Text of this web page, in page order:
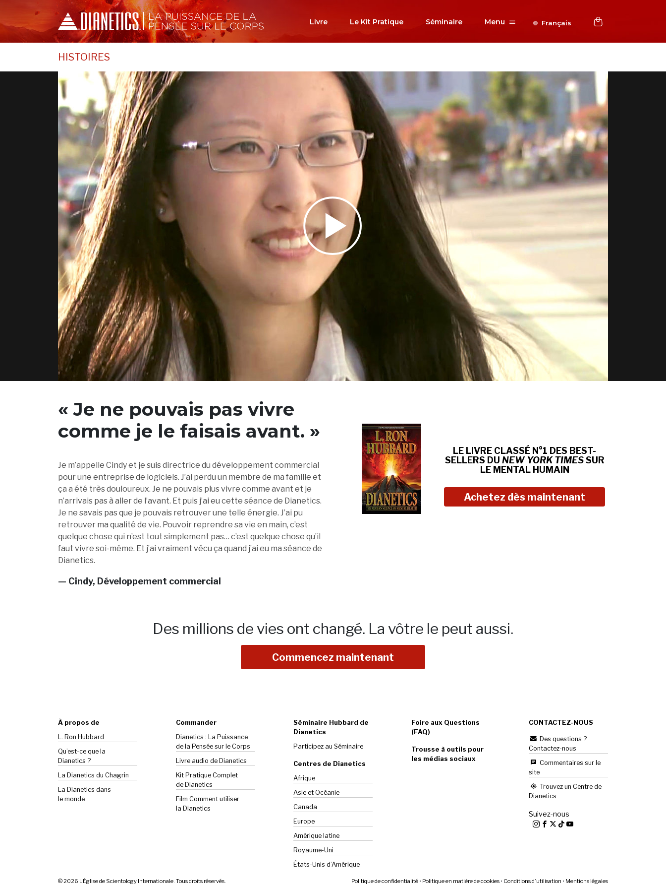
Livre Le Kit Pratique Séminaire Menu Français
HISTOIRES
Play
Video
« Je ne pouvais pas vivre
comme je le faisais avant. »
Je m’appelle Cindy et je suis directrice du développement commercial
pour une entreprise de logiciels. J’ai perdu un membre de ma famille et
ça a été très douloureux. Je ne pouvais plus vivre comme avant et je
n’arrivais pas à aller de l’avant. Et puis j’ai eu cette séance de Dianetics.
Je ne savais pas que je pouvais retrouver une telle énergie. J’ai pu
retrouver ma qualité de vie. Pouvoir reprendre sa vie en main, c’est
quelque chose qui n’est tout simplement pas… c’est quelque chose qu’il
faut vivre soi-même. Et j’ai vraiment vécu ça quand j’ai eu ma séance de
Dianetics.
— Cindy, Développement commercial
LE LIVRE CLASSÉ N°1 DES BEST-
SELLERS DU NEW YORK TIMESSUR
LE MENTAL HUMAIN
Achetez dès maintenant
Des millions de vies ont changé. La vôtre le peut aussi.
Commencez maintenant
À propos de
L. Ron Hubbard
Qu’est-ce que la
Dianetics ?
La Dianetics du Chagrin
La Dianetics dans
le monde
Commander
Dianetics : La Puissance
de la Pensée sur le Corps
Livre audio de Dianetics
Kit Pratique Complet
de Dianetics
Film Comment utiliser
la Dianetics
Séminaire Hubbard de
Dianetics
Participez au Séminaire
Centres de Dianetics
Afrique
Asie et Océanie
Canada
Europe
Amérique latine
Royaume-Uni
États-Unis d’Amérique
Foire aux Questions
(FAQ)
Trousse à outils pour
les médias sociaux
CONTACTEZ-NOUS
Des questions ?
Contactez-nous
Commentaires sur le
site
Trouvez un Centre de
Dianetics
Suivez-nous
© 2026 L’Église de Scientology Internationale. Tous droits réservés. Politique de confidentialité • Politique en matière de cookies • Conditions d’utilisation • Mentions légales